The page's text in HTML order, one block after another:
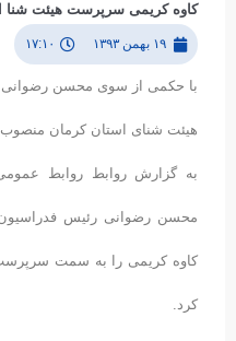
کاوه کریمی سرپرست هیئت شنا
۱۹ بهمن ۱۳۹۳ ۱۷:۱۰
با حکمی از سوی محسن
هیئت شنای استان کرمان
به گزارش روابط روابط عمومی
محسن رضوانی رئیس
کاوه کریمی را به سمت
کرد.